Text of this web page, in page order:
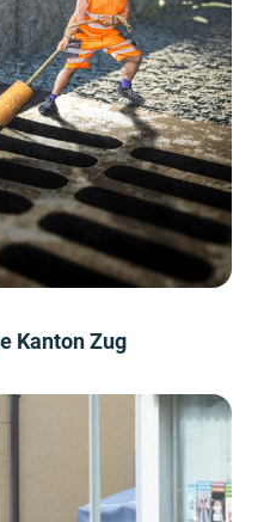
Kanton Zug